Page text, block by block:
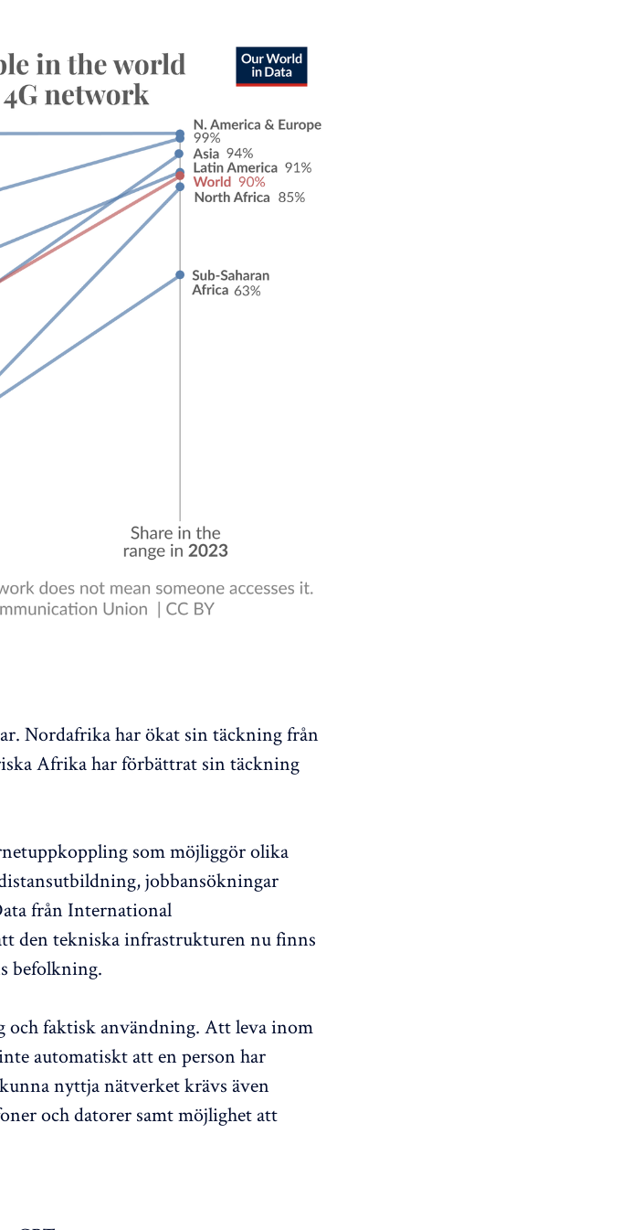
Nordafrika har ökat sin täckning från
Afrika har förbättrat sin täckning
som möjliggör olika
jobbansökningar
från International
den tekniska infrastrukturen nu finns
befolkning.
faktisk användning. Att leva inom
automatiskt att en person har
nyttja nätverket krävs även
och datorer samt möjlighet att